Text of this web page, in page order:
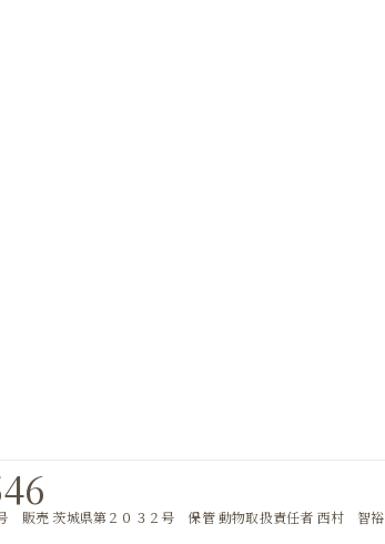
販売 茨城県第２０３２号 保管 動物取扱責任者 西村 智裕